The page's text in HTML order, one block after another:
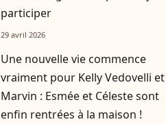
participer
29 avril 2026
Une nouvelle vie commence
vraiment pour Kelly Vedovelli et
Marvin : Esmée et Céleste sont
enfin rentrées à la maison !